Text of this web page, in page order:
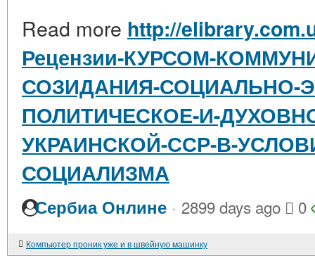
Read more http://
Рецензии-КУРСОМ-
СОЗИДАНИЯ-СОЦИАЛЬНО-
ПОЛИТИЧЕСКОЕ-И-
УКРАИНСКОЙ-ССР-В-
СОЦИАЛИЗМА
Сербиа Онлине · 2899 days ago 0
Компьютер проник уже и в швейную машинку